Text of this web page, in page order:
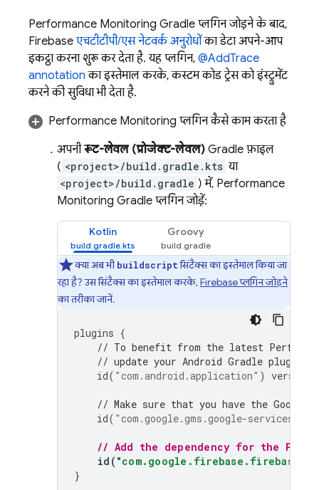
Performance Monitoring Gradle प्लगिन जोड़ने के बाद,
Firebase एचटीटीपी/एस नेटवर्क अनुरोधोंका डेटा अपने-आप
इकट्ठा करना शुरू कर देता है. यह प्लगिन, @AddTrace
annotation का इस्तेमाल करके, कस्टम कोड ट्रेस को इंस्ट्रुमेंट
करने की सुविधा भी देता है.
Performance Monitoring प्लगिन कैसे काम करता है
अपनीरूट-लेवल (प्रोजेक्ट-लेवल) Gradle फ़ाइल
( <project>/build.gradle.kts या
<project>/build.gradle ) में, Performance
Monitoring Gradle प्लगिन जोड़ें:
Kotlin Groovy
क्या अब भीbuildscriptसिंटैक्स का इस्तेमाल किया जा
रहा है? उस सिंटैक्स का इस्तेमाल करके, Firebase प्लगिन जोड़ने
का तरीका जानें.
plugins {
// To benefit from the latest
// update your Android Gradle plugin
id( "com.android.application" ) version
// Make sure that you have the Google
id( "com.google.gms.google-services"
// Add the dependency for the
id ( "com.google.firebase.firebase-
}